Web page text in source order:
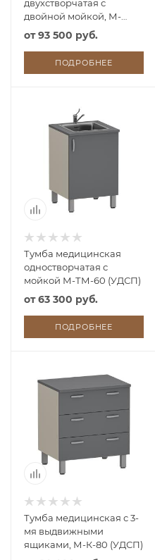
двухстворчатая с
двойной мойкой, М-
ТМ/2-80 (УДСП)
от93 500 руб.
ПОДРОБНЕЕ
Тумба медицинская
одностворчатая с
мойкой М-ТМ-60 (УДСП)
от63 300 руб.
ПОДРОБНЕЕ
Тумба медицинская с 3-
мя выдвижными
ящиками, М-К-80 (УДСП)